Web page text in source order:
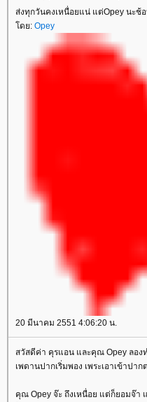
ส่งทุกวันคงเหนื่อยแน่ แต่Opey นะช้อ
โดย: Opey
20 มีนาคม 2551 4:06:20 น.
สวัสดีค่า คุรแอน และคุณ Opey ลอง
เพดานปากเริ่มพอง เพระเอาเข้าป
คุณ Opey จ๊ะ ถึงเหนื่อย แต่ก็ยอมจ๊า